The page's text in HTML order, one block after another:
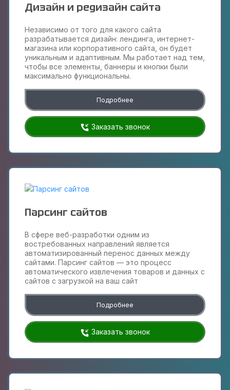
Дизайн и редизайн сайта
Независимо от того для какого сайта
разрабатывается дизайн: лендинга, интернет-
магазина или корпоративного сайта, он будет
уникальным и адаптивным. Мы работает над тем,
чтобы все элементы, баннеры и кнопки были
максимально функциональны.
Подробнее
Заказать звонок
Парсинг сайтов
В сфере веб-разработки одним из
востребованных направлений является
автоматизированный перенос данных между
сайтами. Парсинг сайтов — это процесс
автоматического извлечения товаров и данных с
сайтов с загрузкой на ваш сайт
Подробнее
Заказать звонок